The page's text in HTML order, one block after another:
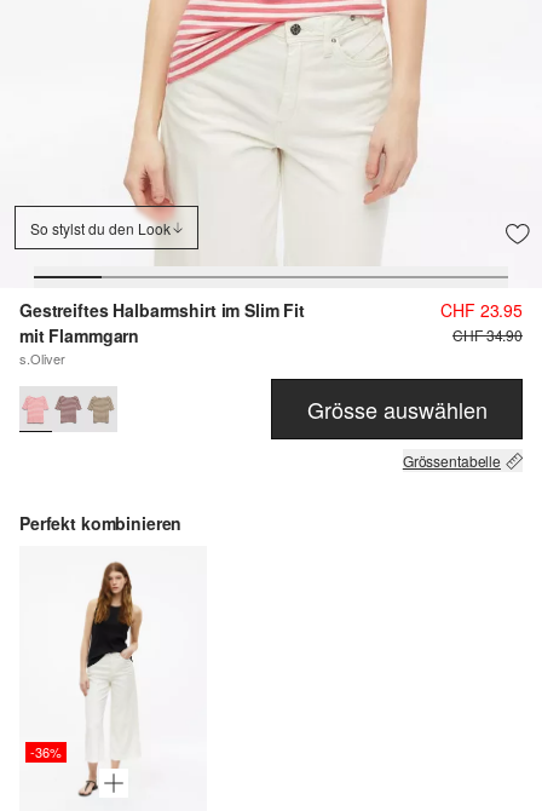
So stylst du den Look
Gestreiftes Halbarmshirt im Slim Fit
mit Flammgarn
s.Oliver
CHF 23.95
CHF 34.90
Grösse auswählen
Grössentabelle
Perfekt kombinieren
-36%